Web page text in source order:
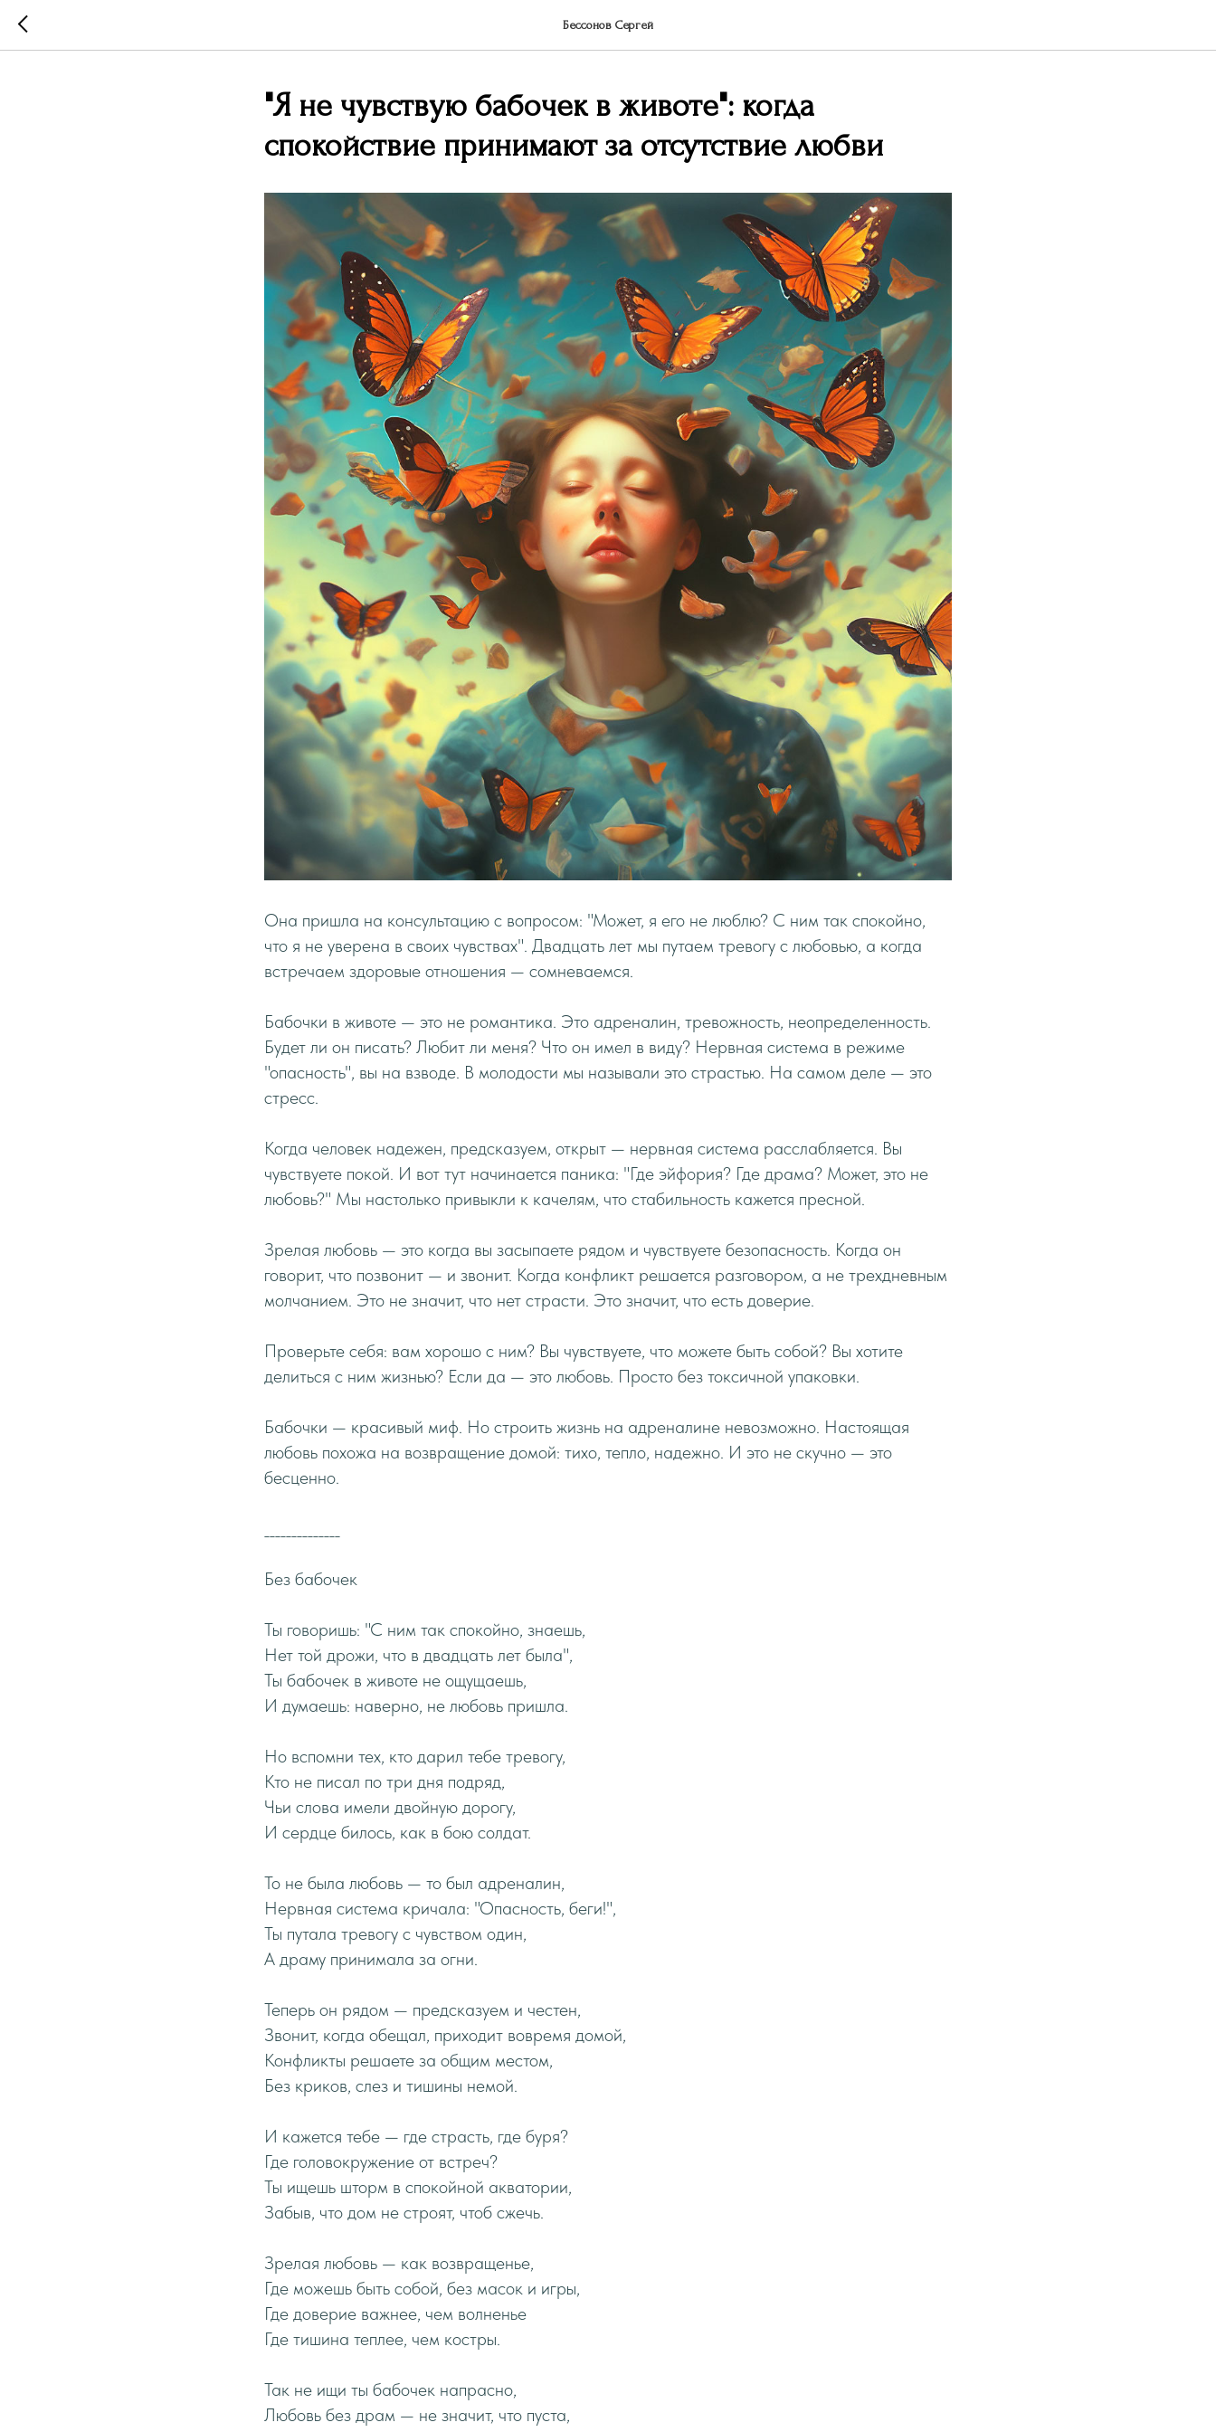
Бессонов Сергей
"Я не чувствую бабочек в животе": когда
спокойствие принимают за отсутствие любви
Она пришла на консультацию с вопросом: "Может, я его не люблю? С ним так спокойно,
что я не уверена в своих чувствах". Двадцать лет мы путаем тревогу с любовью, а когда
встречаем здоровые отношения — сомневаемся.
Бабочки в животе — это не романтика. Это адреналин, тревожность, неопределенность.
Будет ли он писать? Любит ли меня? Что он имел в виду? Нервная система в режиме
"опасность", вы на взводе. В молодости мы называли это страстью. На самом деле — это
стресс.
Когда человек надежен, предсказуем, открыт — нервная система расслабляется. Вы
чувствуете покой. И вот тут начинается паника: "Где эйфория? Где драма? Может, это не
любовь?" Мы настолько привыкли к качелям, что стабильность кажется пресной.
Зрелая любовь — это когда вы засыпаете рядом и чувствуете безопасность. Когда он
говорит, что позвонит — и звонит. Когда конфликт решается разговором, а не трехдневным
молчанием. Это не значит, что нет страсти. Это значит, что есть доверие.
Проверьте себя: вам хорошо с ним? Вы чувствуете, что можете быть собой? Вы хотите
делиться с ним жизнью? Если да — это любовь. Просто без токсичной упаковки.
Бабочки — красивый миф. Но строить жизнь на адреналине невозможно. Настоящая
любовь похожа на возвращение домой: тихо, тепло, надежно. И это не скучно — это
бесценно.
Без бабочек
Ты говоришь: "С ним так спокойно, знаешь,
Нет той дрожи, что в двадцать лет была",
Ты бабочек в животе не ощущаешь,
И думаешь: наверно, не любовь пришла.
Но вспомни тех, кто дарил тебе тревогу,
Кто не писал по три дня подряд,
Чьи слова имели двойную дорогу,
И сердце билось, как в бою солдат.
То не была любовь — то был адреналин,
Нервная система кричала: "Опасность, беги!",
Ты путала тревогу с чувством один,
А драму принимала за огни.
Теперь он рядом — предсказуем и честен,
Звонит, когда обещал, приходит вовремя домой,
Конфликты решаете за общим местом,
Без криков, слез и тишины немой.
И кажется тебе — где страсть, где буря?
Где головокружение от встреч?
Ты ищешь шторм в спокойной акватории,
Забыв, что дом не строят, чтоб сжечь.
Зрелая любовь — как возвращенье,
Где можешь быть собой, без масок и игры,
Где доверие важнее, чем волненье
Где тишина теплее, чем костры.
Так не ищи ты бабочек напрасно,
Любовь без драм — не значит, что пуста,